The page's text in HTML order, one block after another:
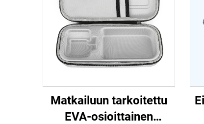
Matkailuun tarkoitettu
EVA-osioittainen